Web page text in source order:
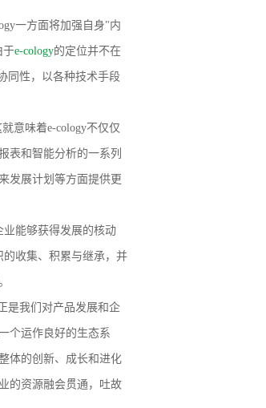
一方面将加强自身"内
于e-cology的定位并不在
同性，以各种技术手段
意味着e-cology不仅仅
表和智能分析的一系列
发展计划等方面提供更
能够获得发展的核动
的收集、积累与继承，并
是我们对产品发展和企
个运作良好的生态系
体的创新、成长和进化
的资源融会贯通，吐故